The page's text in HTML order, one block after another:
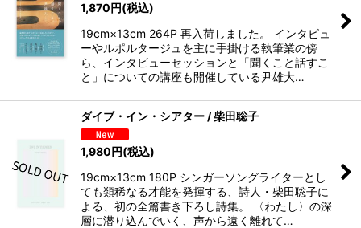
1,870円(税込)
19cm×13cm 264P 再入荷しました。 インタビュ
ーやルポルタージュを主に手掛ける執筆業の傍
ら、インタビューセッションと「聞くこと話すこ
と」についての講座も開催している尹雄大…
ダイブ・イン・シアター / 柴田聡子
1,980円(税込)
19cm×13cm 180P シンガーソングライターとし
ても類稀なる才能を発揮する、詩人・柴田聡子に
よる、初の全篇書き下ろし詩集。 〈わたし〉の深
層に潜り込んでいく、声から遠く離れて…